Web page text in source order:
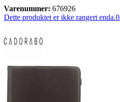
Varenummer: 676926
Dette produktet er ikke rangert enda.0